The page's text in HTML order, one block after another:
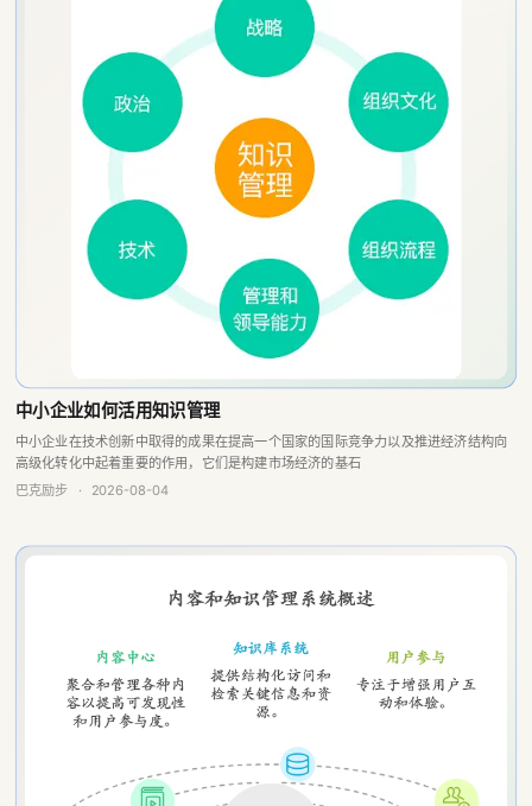
中小企业在技术创新中取得的成果在提高一个国家的国际竞争力以及推进经济结构向
高级化转化中起着重要的作用，它们是构建市场经济的基石
巴克励步 · 2026-08-04